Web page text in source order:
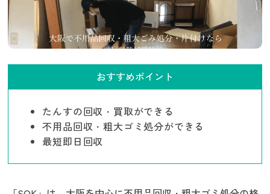
おすすめポイント
たんすの回収・買取ができる
不用品回収・粗大ゴミ処分ができる
最短即日回収